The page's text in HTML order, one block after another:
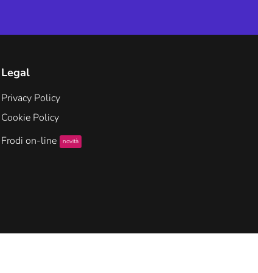
Legal
Privacy Policy
Cookie Policy
Frodi on-line
novità